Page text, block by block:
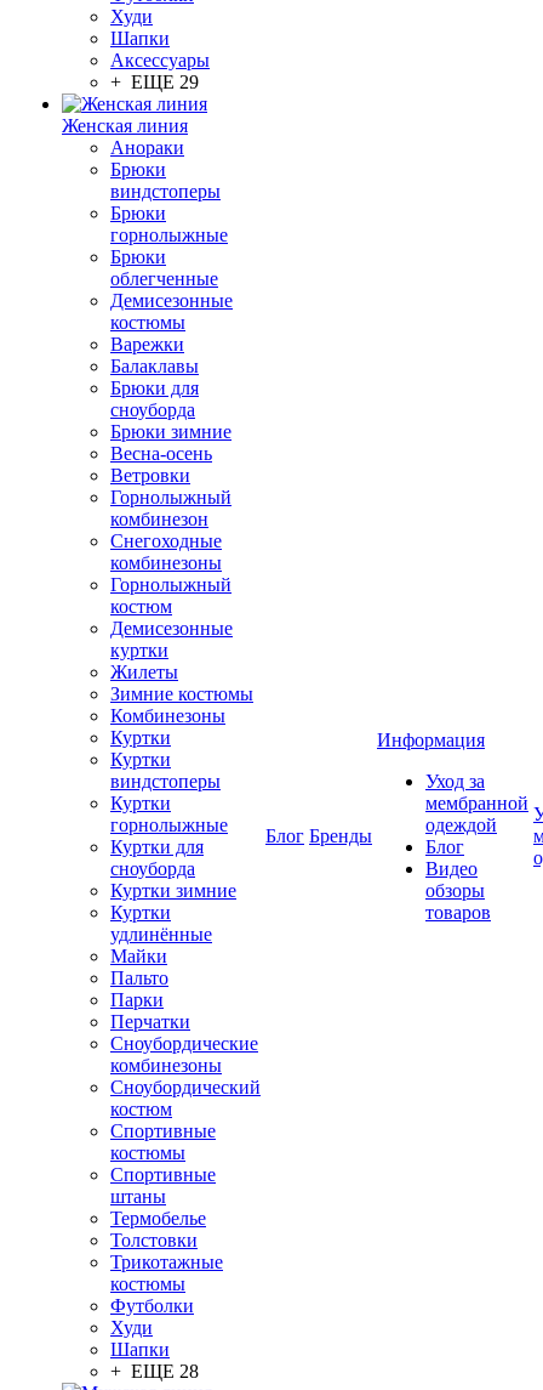
Худи
Шапки
Аксессуары
+ ЕЩЕ 29
Женская линия
Анораки
Брюки
виндстоперы
Брюки
горнолыжные
Брюки
облегченные
Демисезонные
костюмы
Варежки
Балаклавы
Брюки для
сноуборда
Брюки зимние
Весна-осень
Ветровки
Горнолыжный
комбинезон
Снегоходные
комбинезоны
Горнолыжный
костюм
Демисезонные
куртки
Жилеты
Зимние костюмы
Комбинезоны
Куртки
Куртки
виндстоперы
Куртки
горнолыжные
Куртки для
сноуборда
Куртки зимние
Куртки
удлинённые
Майки
Пальто
Парки
Перчатки
Сноубордические
комбинезоны
Сноубордический
костюм
Спортивные
костюмы
Спортивные
штаны
Термобелье
Толстовки
Трикотажные
костюмы
Футболки
Худи
Шапки
+ ЕЩЕ 28
Блог Бренды
Информация
Уход за
мембранной
одеждой
Блог
Видео
обзоры
товаров